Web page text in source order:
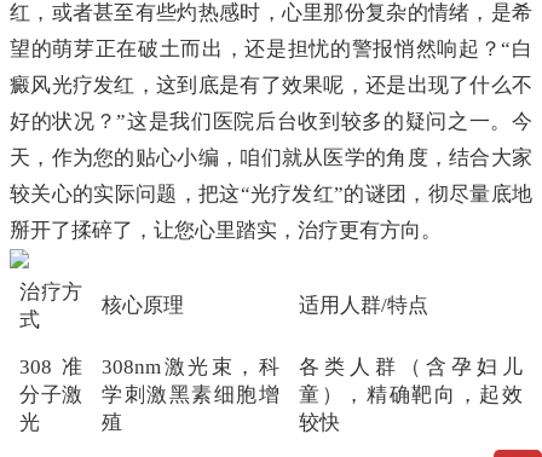
红，或者甚至有些灼热感时，心里那份复杂的情绪，是希
望的萌芽正在破土而出，还是担忧的警报悄然响起？“白
癜风光疗发红，这到底是有了效果呢，还是出现了什么不
好的状况？”这是我们医院后台收到较多的疑问之一。今
天，作为您的贴心小编，咱们就从医学的角度，结合大家
较关心的实际问题，把这“光疗发红”的谜团，彻尽量底地
掰开了揉碎了，让您心里踏实，治疗更有方向。
治疗方
式
核心原理 适用人群/特点
308准
分子激
光
308nm激光束，科
学刺激黑素细胞增
殖
各类人群（含孕妇儿
童），精确靶向，起效
较快